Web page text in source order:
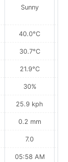
Sunny
40.0°C
30.7°C
21.9°C
30%
25.9 kph
0.2 mm
7.0
05:58 AM